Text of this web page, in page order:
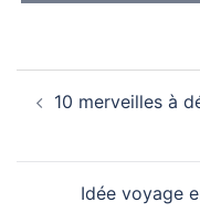
d’article
10 merveilles à
Idée voyage